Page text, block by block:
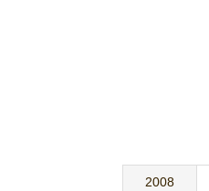
2008